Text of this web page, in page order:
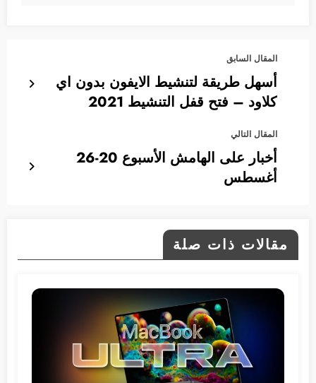
المقال السابق
أسهل طريقة لتنشيط الايفون بدون اي
كلاود – فتح قفل التنشيط 2021
المقال التالي
أخبار على الهامش الأسبوع 20-26
أغسطس
مقالات ذات صلة